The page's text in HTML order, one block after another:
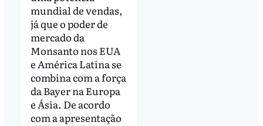
mundial de vendas,
já que o poder de
mercado da
Monsanto nos EUA
e América Latina se
combina com a força
da Bayer na Europa
e Ásia. De acordo
com a apresentação